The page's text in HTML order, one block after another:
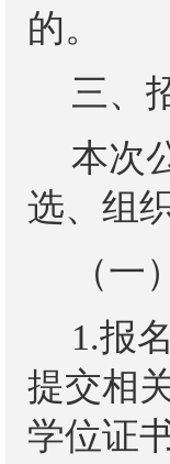
的。
三、
本次
选、组
（一
1.报
提交相
学位证